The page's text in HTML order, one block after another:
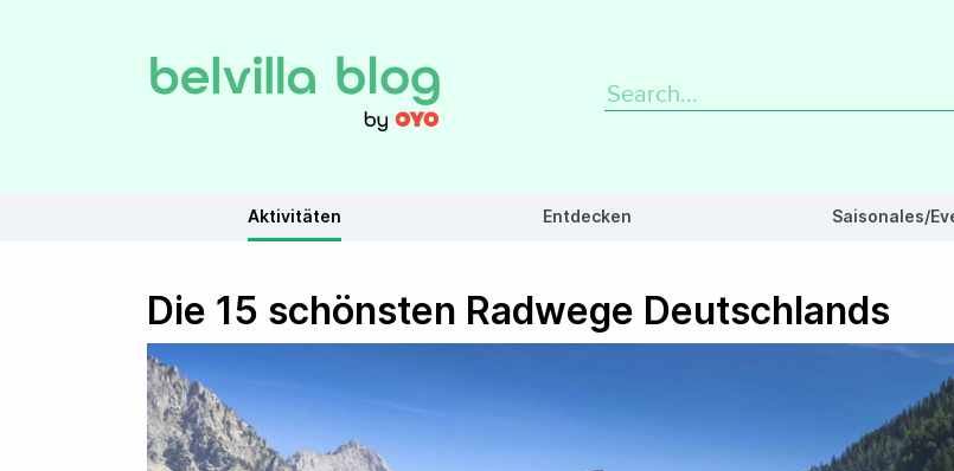
Search
for:
Aktivitäten Entdecken Saisonales/
Die 15 schönsten Radwege Deutschlands